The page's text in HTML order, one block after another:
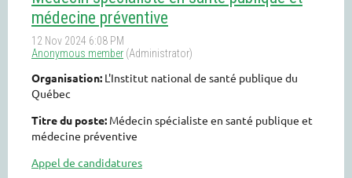
médecine préventive
Organisation: L'Institut national de santé publique du
Québec
Titre du poste: Médecin spécialiste en santé publique et
médecine préventive
Appel de candidatures